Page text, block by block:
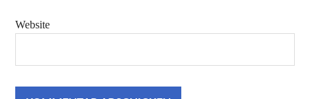
Website